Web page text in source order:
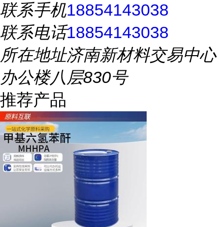
联系手机18854143038
联系电话18854143038
所在地址济南新材料交易中心
办公楼八层830号
推荐产品